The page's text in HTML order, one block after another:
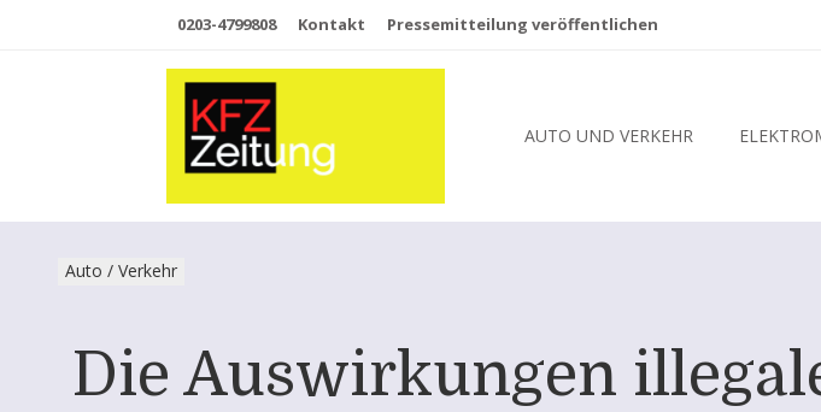
0203-4799808 Kontakt Pressemitteilung veröffentlichen
AUTO UND VERKEHR
Auto / Verkehr
Die Auswirkungen